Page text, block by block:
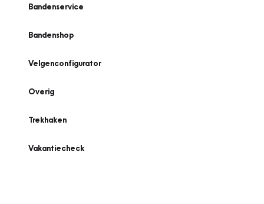
Bandenservice
Bandenshop
Velgenconfigurator
Overig
Trekhaken
Vakantiecheck